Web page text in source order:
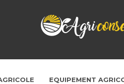
EQUIPEMENT